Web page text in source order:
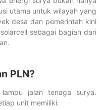
utama untuk wilayah yang
desa dan pemerintah kini
sebagai bagian dari
PLN?
jalan tenaga surya.
unit memiliki: